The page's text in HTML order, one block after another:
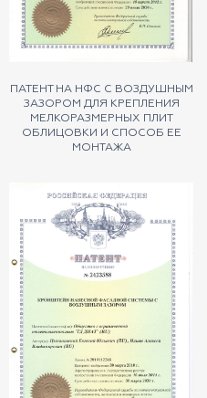
ПАТЕНТ НА НФС С ВОЗДУШНЫМ
ЗАЗОРОМ ДЛЯ КРЕПЛЕНИЯ
МЕЛКОРАЗМЕРНЫХ ПЛИТ
ОБЛИЦОВКИ И СПОСОБ ЕЕ
МОНТАЖА